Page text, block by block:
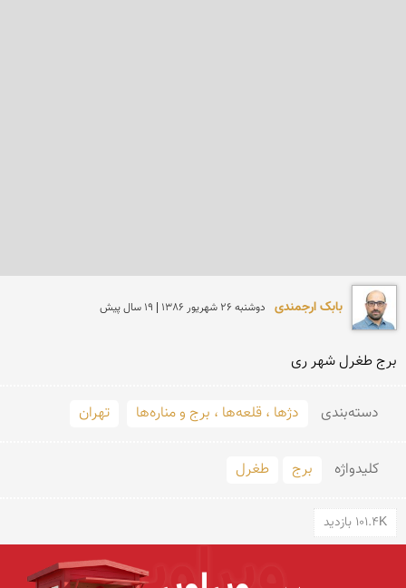
بابک ارجمندی دوشنبه 26 شهريور 1386 | 19 سال پیش
برج طغرل شهر ری
دسته‌بندی دژها ، قلعه‌ها ، برج و مناره‌ها تهران
کلید‌واژه برج طغرل
101.4K بازدید